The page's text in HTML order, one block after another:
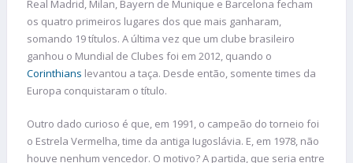
Real Madrid, Milan, Bayern de Munique e Barcelona fecham
os quatro primeiros lugares dos que mais ganharam,
somando 19 títulos. A última vez que um clube brasileiro
ganhou o Mundial de Clubes foi em 2012, quando o
Corinthians levantou a taça. Desde então, somente times da
Europa conquistaram o título.
Outro dado curioso é que, em 1991, o campeão do torneio foi
o Estrela Vermelha, time da antiga Iugoslávia. E, em 1978, não
houve nenhum vencedor. O motivo? A partida, que seria entre